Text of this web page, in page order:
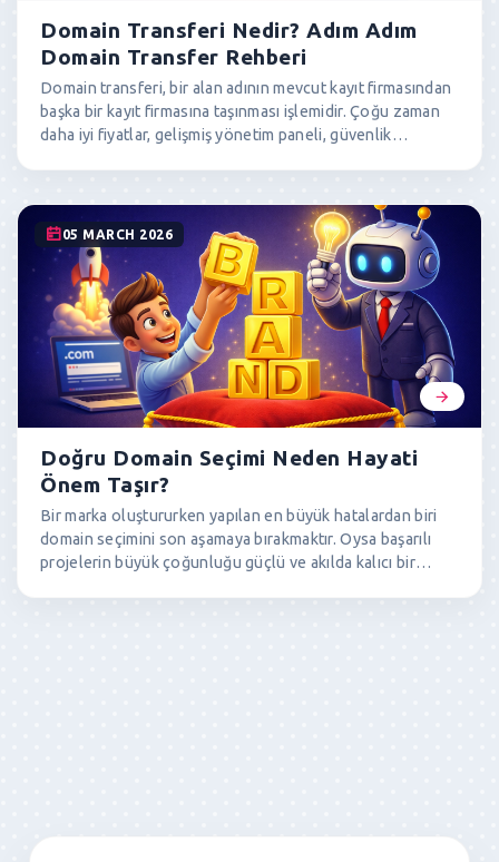
Domain Transferi Nedir? Adım Adım
Domain Transfer Rehberi
Domain transferi, bir alan adının mevcut kayıt firmasından
başka bir kayıt firmasına taşınması işlemidir. Çoğu zaman
daha iyi fiyatlar, gelişmiş yönetim paneli, güvenlik
yapılacağı, transfer sürecinde dikkat edilmesi gerekenler
ve işlem tamamlandıktan sonra nasıl kontrol edilmesi
gerektiğini adım adım açıklıyoruz.
05 MARCH 2026
Doğru Domain Seçimi Neden Hayati
Önem Taşır?
Bir marka oluştururken yapılan en büyük hatalardan biri
domain seçimini son aşamaya bırakmaktır. Oysa başarılı
projelerin büyük çoğunluğu güçlü ve akılda kalıcı bir